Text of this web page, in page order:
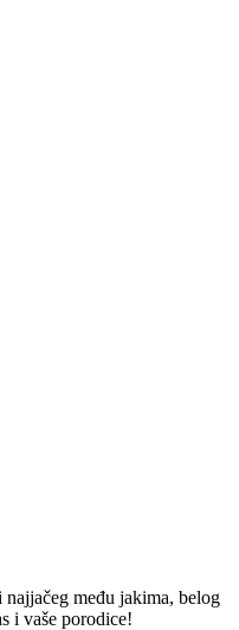
među jakima, belog
i vaše porodice!